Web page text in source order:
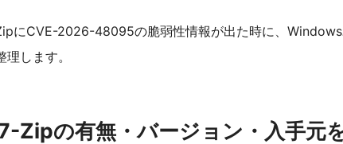
にCVE-2026-48095の脆弱性情報が出た時に、
します。
Zipの有無・バージョン・入手元